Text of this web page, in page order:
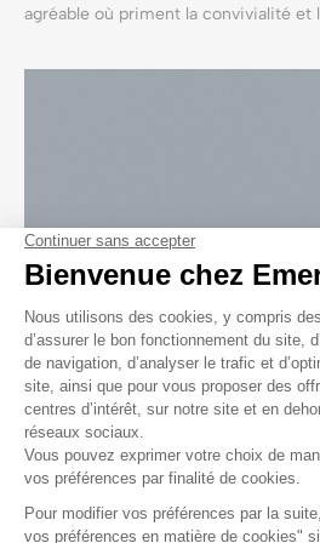
J’exploremon
Explorer
agréable où priment la convivialité et